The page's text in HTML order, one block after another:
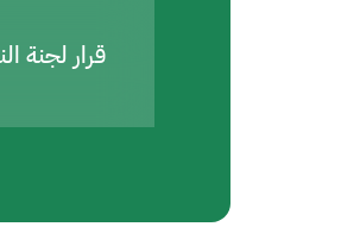
قرار لجنة